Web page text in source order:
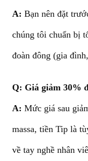
A: Bạn nên đặt
chúng tôi chuẩn bị
đoàn đông (gia
Q: Giá giảm 30%
A: Mức giá sau
massa, tiền Tip là
về tay nghề nhân